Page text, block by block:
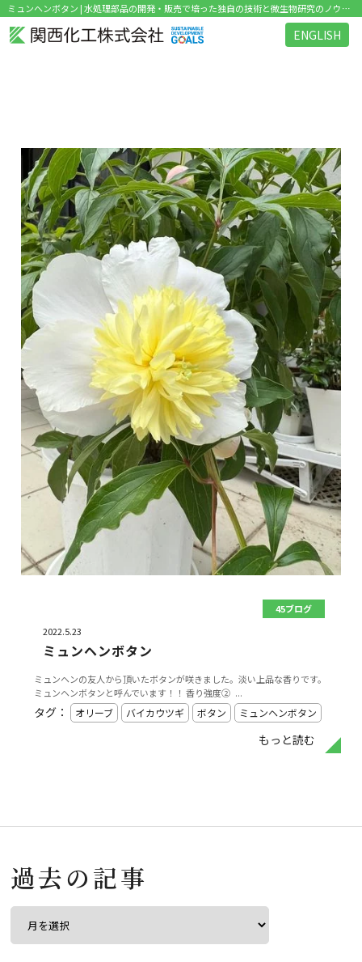
ミュンヘンボタン | 水処理部品の開発・販売で培った独自の技術と微生物研究のノウハウを活かした環境関連ビジネス を展開
ENGLISH
45ブログ
2022.5.23
ミュンヘンボタン
ミュンヘンの友人から頂いたボタンが咲きました。淡い上品な香りです。
ミュンヘンボタンと呼んでいます！！ 香り強度② ...
もっと読む
タグ： オリーブ バイカウツギ ボタン ミュンヘンボタン
過去の記事